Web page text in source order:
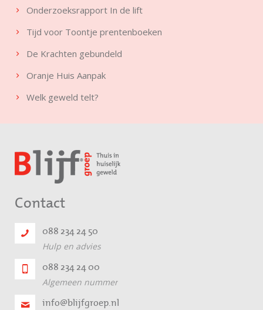
Onderzoeksrapport In de lift
Tijd voor Toontje prentenboeken
De Krachten gebundeld
Oranje Huis Aanpak
Welk geweld telt?
Contact
088 234 24 50
Hulp en advies
088 234 24 00
Algemeen nummer
info@blijfgroep.nl